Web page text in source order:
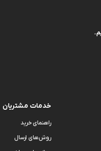
خدمات مشتریان
راهنمای خرید
روش‌های ارسال